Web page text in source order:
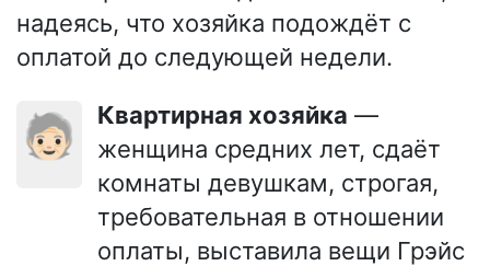
надеясь, что хозяйка подождёт с
оплатой до следующей недели.
🧓🏻 Квартирная хозяйка —
женщина средних лет, сдаёт
комнаты девушкам, строгая,
требовательная в отношении
оплаты, выставила вещи Грэйс